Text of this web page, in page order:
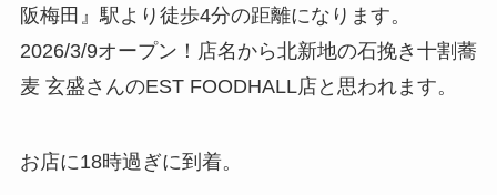
阪梅田』駅より徒歩4分の距離になります。
2026/3/9オープン！店名から北新地の石挽き十割蕎
麦 玄盛さんのEST FOODHALL店と思われます。
お店に18時過ぎに到着。